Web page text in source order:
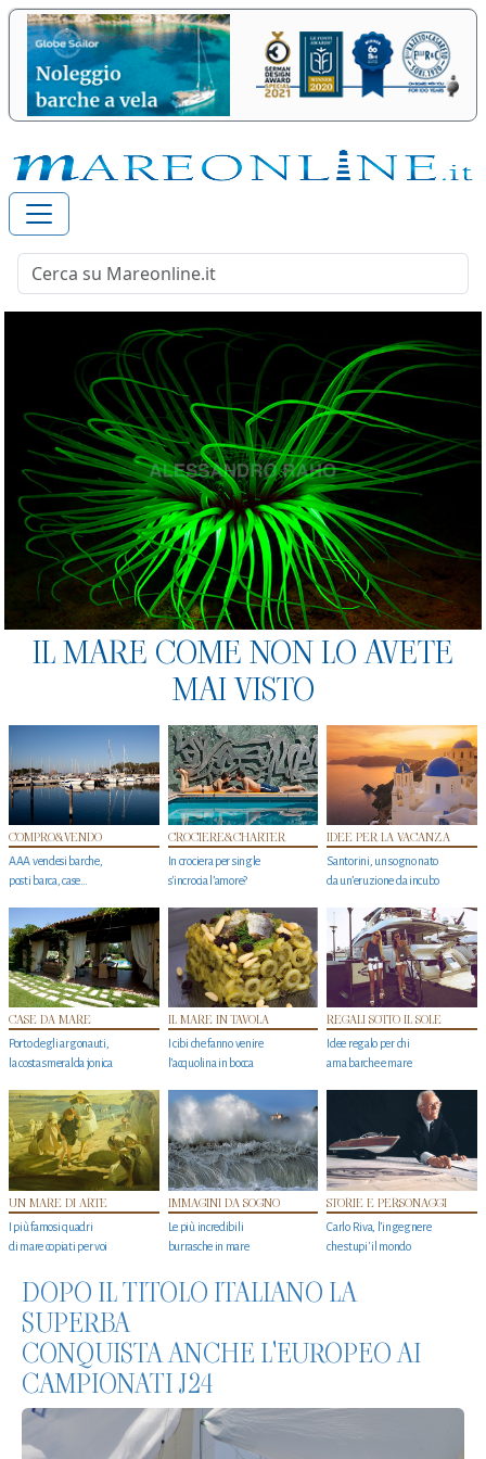
IL MARE COME NON LO AVETE
MAI VISTO
COMPRO&VENDO
AAA vendesi barche,
posti barca, case…
CROCIERE&CHARTER
In crociera per single
s'incrocia l’amore?
IDEE PER LA VACANZA
Santorini, un sogno nato
da un’eruzione da incubo
CASE DA MARE
Porto degli argonauti,
la costa smeralda jonica
IL MARE IN TAVOLA
I cibi che fanno venire
l’acquolina in bocca
REGALI SOTTO IL SOLE
Idee regalo per chi
ama barche e mare
UN MARE DI ARTE
I più famosi quadri
di mare copiati per voi
IMMAGINI DA SOGNO
Le più incredibili
burrasche in mare
STORIE E PERSONAGGI
Carlo Riva, l’ingegnere
che stupi' il mondo
DOPO IL TITOLO ITALIANO LA
SUPERBA
CONQUISTA ANCHE L'EUROPEO AI
CAMPIONATI J24